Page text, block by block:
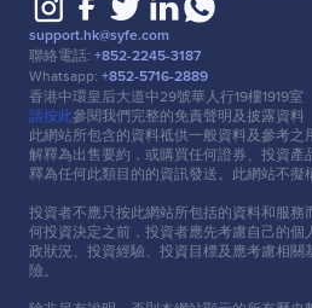
support.hk@syfe.com
聯絡電話: +852-2245-3187
Whatsapp: +852-5716-2889
香港中環皇后⼤道中29號華⼈⾏19樓1919室
請按此參閱我們完整的免責聲明及披露資料
此網站所包含的資料祗供⼀般資料及參考
解釋為出售要約，或購買任何證券、投資產
釋為任何此類⽬的的資訊發送。此網站不擬
投資者不應只按此網站所包括的資料和服
何投資決定之前，投資者應先考慮⾃⼰的
政狀況、投資經驗、投資⽬標及應考慮相關
險。